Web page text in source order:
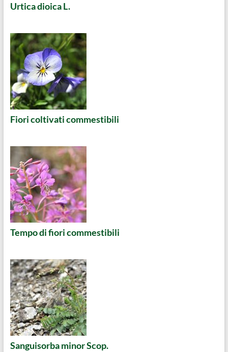
Urtica dioica L.
Fiori coltivati commestibili
Tempo di fiori commestibili
Sanguisorba minor Scop.